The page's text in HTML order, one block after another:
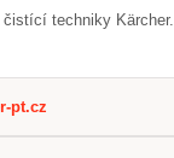
techniky Kärcher.
pt.cz